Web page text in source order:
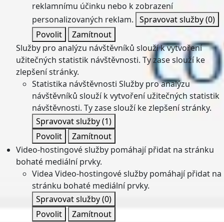
reklamnímu účinku nebo k zobrazení
personalizovaných reklam. Spravovat služby(0)
Povolit
Zamítnout
Služby pro analýzu návštěvníků slouží k vytvoření
užitečných statistik návštěvnosti. Ty zase slouží ke
zlepšení stránky.
Statistika návštěvnosti Služby pro analýzu
návštěvníků slouží k vytvoření užitečných statistik
návštěvnosti. Ty zase slouží ke zlepšení stránky.
Spravovat služby(1)
Povolit
Zamítnout
Video-hostingové služby pomáhají přidat na stránku
bohaté mediální prvky.
Videa Video-hostingové služby pomáhají přidat na
stránku bohaté mediální prvky.
Spravovat služby(0)
Povolit
Zamítnout